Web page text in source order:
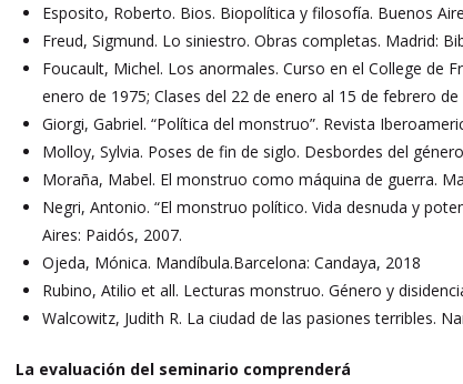
Esposito, Roberto. Bios. Biopolítica y filosofía. Buenos
Freud, Sigmund. Lo siniestro. Obras completas. Madrid:
Foucault, Michel. Los anormales. Curso en el College de
enero de 1975; Clases del 22 de enero al 15 de febrero de
Giorgi, Gabriel. “Política del monstruo”. Revista
Molloy, Sylvia. Poses de fin de siglo. Desbordes del
Moraña, Mabel. El monstruo como máquina de guerra.
Negri, Antonio. “El monstruo político. Vida desnuda y
Aires: Paidós, 2007.
Ojeda, Mónica. Mandíbula.Barcelona: Candaya, 2018
Rubino, Atilio et all. Lecturas monstruo. Género y
Walcowitz, Judith R. La ciudad de las pasiones terribles.
La evaluación del seminario comprenderá